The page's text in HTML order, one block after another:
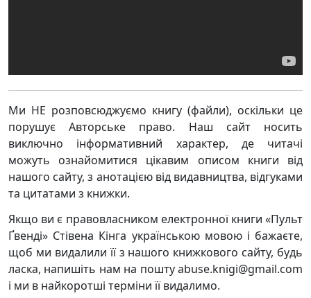
Ми НЕ розповсюджуємо книгу (файли), оскільки це
порушує Авторське право. Наш сайт носить
виключно інформативний характер, де читачі
можуть ознайомитися цікавим описом книги від
нашого сайту, з анотацією від видавництва, відгуками
та цитатами з книжки.
Якщо ви є правовласником електронної книги «Пульт
Ґвенді» Стівена Кінга українською мовою і бажаєте,
щоб ми видалили її з нашого книжкового сайту, будь
ласка, напишіть нам на пошту abuse.knigi@gmail.com
і ми в найкоротші терміни її видалимо.